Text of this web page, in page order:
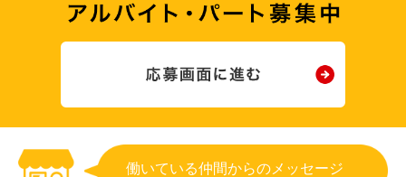
働いている仲間からのメッセージ